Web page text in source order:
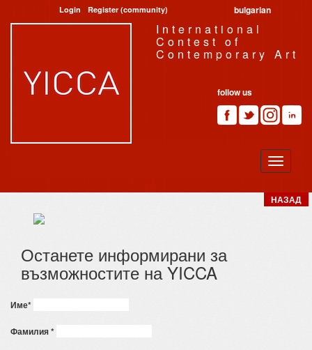
Login Register (community) bulgarian
International
Contest of
Contemporary Art
follow us
НАЗАД
Останете информирани за
възможностите на YICCA
Име*
Фамилия*